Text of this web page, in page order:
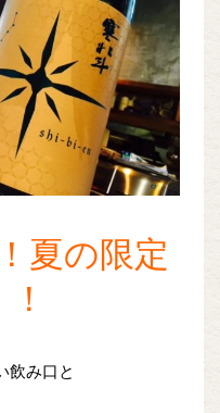
夏の限定
飲み口と